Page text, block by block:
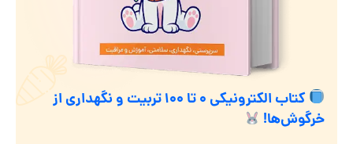
کتاب الکترونیکی ۰ تا ۱۰۰ تربیت و نگهداری از
خرگوش‌ها!